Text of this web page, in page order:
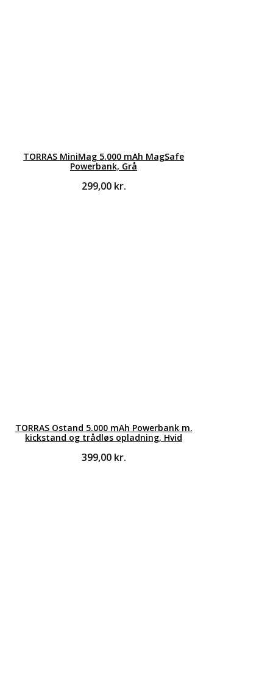
TORRAS MiniMag 5.000 mAh MagSafe
Powerbank, Grå
299,00 kr.
TORRAS Ostand 5.000 mAh Powerbank m.
kickstand og trådløs opladning, Hvid
399,00 kr.